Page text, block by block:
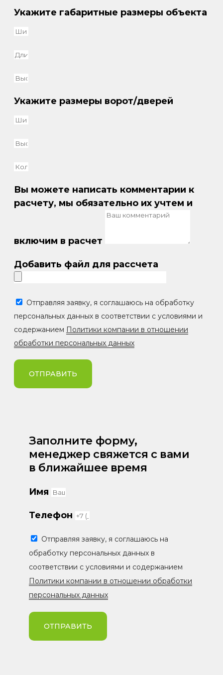
Укажите габаритные размеры объекта
Укажите размеры ворот/дверей
Вы можете написать комментарии к
расчету, мы обязательно их учтем и
включим в расчет
Добавить файл для рассчета
Отправляя заявку, я соглашаюсь на обработку
персональных данных в соответствии с условиями и
содержанием Политики компании в отношении
обработки персональных данных
ОТПРАВИТЬ
Заполните форму,
менеджер свяжется с вами
в ближайшее время
Имя
Телефон
Отправляя заявку, я соглашаюсь на
обработку персональных данных в
соответствии с условиями и содержанием
Политики компании в отношении обработки
персональных данных
ОТПРАВИТЬ